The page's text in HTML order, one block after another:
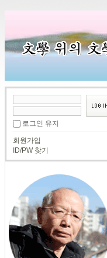
로그인 유지
회원가입
ID/PW 찾기